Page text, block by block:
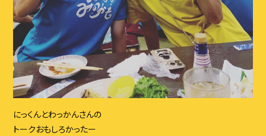
にっくんとわっかんさんの
トークおもしろかったー